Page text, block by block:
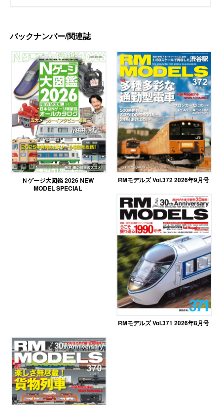
バックナンバー/関連誌
Ｎゲージ大図鑑 2026 NEW
MODEL SPECIAL
RMモデルズ Vol.372 2026年9月号
RMモデルズ Vol.371 2026年8月号